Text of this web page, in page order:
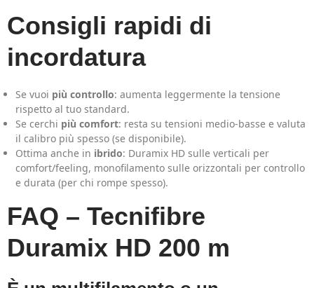
Consigli rapidi di
incordatura
Se vuoi più controllo: aumenta leggermente la tensione
rispetto al tuo standard.
Se cerchi più comfort: resta su tensioni medio-basse e valuta
il calibro più spesso (se disponibile).
Ottima anche in ibrido: Duramix HD sulle verticali per
comfort/feeling, monofilamento sulle orizzontali per controllo
e durata (per chi rompe spesso).
FAQ – Tecnifibre
Duramix HD 200 m